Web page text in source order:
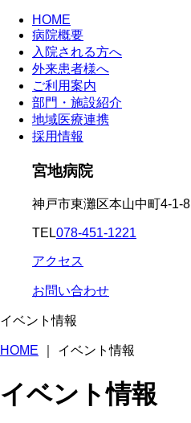
HOME
病院概要
入院される方へ
外来患者様へ
ご利用案内
部門・施設紹介
地域医療連携
採用情報
宮地病院
神戸市東灘区本山中町4-1-8
TEL078-451-1221
アクセス
お問い合わせ
イベント情報
HOME イベント情報
イベント情報